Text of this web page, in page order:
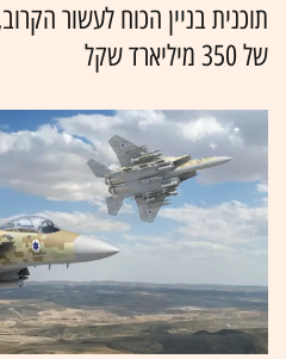
תוכנית בניין הכוח לעשור
של 350 מיליארד שקל